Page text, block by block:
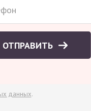
ОТПРАВИТЬ
данных.